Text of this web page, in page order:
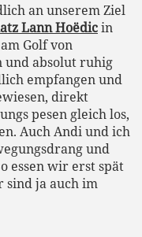
an unserem Ziel
Lann Hoëdicin
Golf von
und absolut ruhig
empfangen und
direkt
pesen gleich los,
Auch Andi und ich
und
essen wir erst spät
sind ja auch im